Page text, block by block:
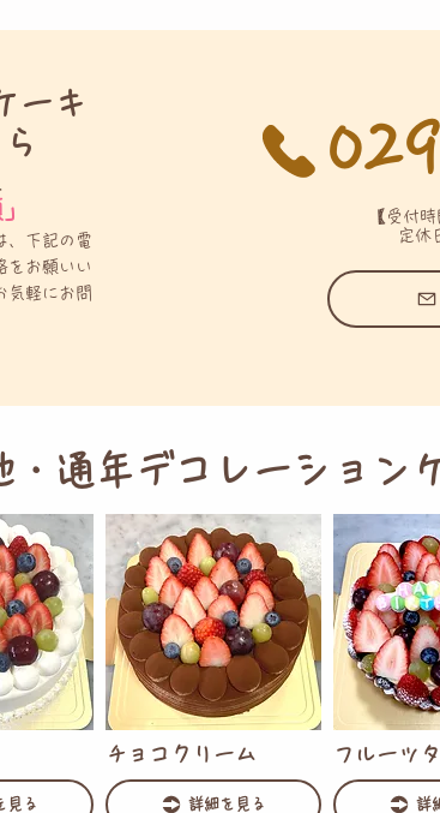
ーキ
、下記の電
をお願いい
気軽にお問
【受付
定休
・通年デコレーション
見る
チョコクリーム
詳細を見る
フルーツ
詳